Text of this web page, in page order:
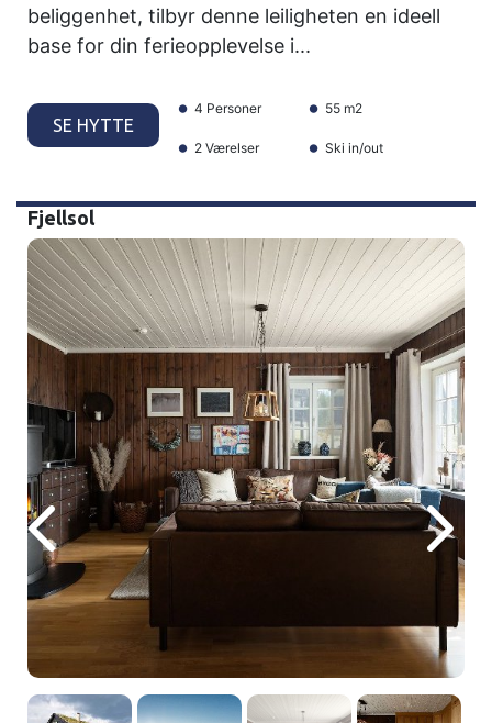
beliggenhet, tilbyr denne leiligheten en ideell
base for din ferieopplevelse i...
SE HYTTE
4 Personer 55 m2
2 Værelser Ski in/out
Fjellsol